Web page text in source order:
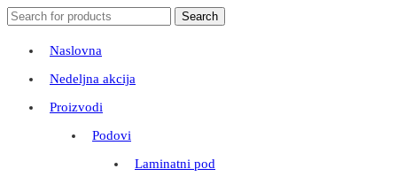
Search
for:
Search
Naslovna
Nedeljna akcija
Proizvodi
Podovi
Laminatni pod